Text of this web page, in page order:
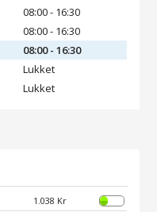
08:00 - 16:30
08:00 - 16:30
08:00 - 16:30
Lukket
Lukket
1.038 Kr